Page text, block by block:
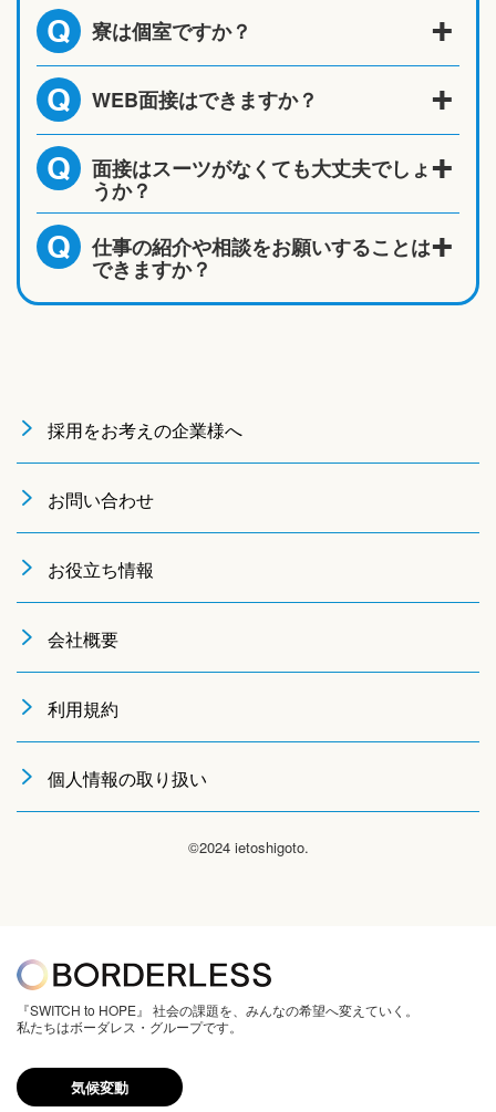
Q 寮は個室ですか？
Q WEB面接はできますか？
Q 面接はスーツがなくても大丈夫でしょ
うか？
Q 仕事の紹介や相談をお願いすることは
できますか？
採用をお考えの企業様へ
お問い合わせ
お役立ち情報
会社概要
利用規約
個人情報の取り扱い
©2024 ietoshigoto.
『SWITCH to HOPE』 社会の課題を、みんなの希望へ変えていく。
私たちはボーダレス・グループです。
気候変動